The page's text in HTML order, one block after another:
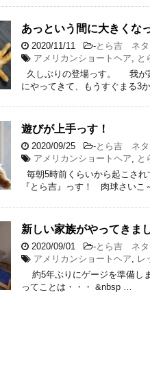
あっという間に大きくな
2020/11/11 -とら吉 ネタ
アメリカンショートヘア, と
久しぶりの登場っす。 我が
にやってきて、もうすぐまる
遊びが上手っす！
2020/09/25 -とら吉 ネタ
アメリカンショートヘア, と
毎朝5時前くらいから起こ
『とら吉』っす！ 肉球さい
新しい家族がやってきま
2020/09/01 -とら吉 ネタ
アメリカンショートヘア, レ
約5年ぶりにゲージを準備
ってことは・・・ &nbsp …